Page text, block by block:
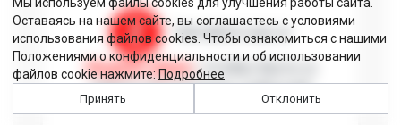
Читайте нас в
Яндекс.Дзен, чтобы быть в
курсе последних событий
Оставаясь на нашем сайте, вы соглашаетесь с условиями
использования файлов cookies. Чтобы ознакомиться с нашими
Положениями о конфиденциальности и об использовании
файлов cookie нажмите: Подробнее
Принять Отклонить